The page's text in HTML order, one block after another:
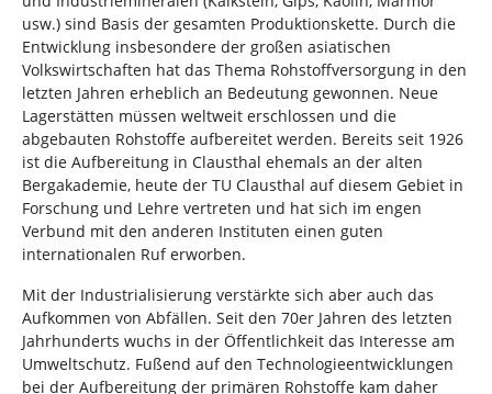
usw.) sind Basis der gesamten Produktionskette. Durch die
Entwicklung insbesondere der großen asiatischen
Volkswirtschaften hat das Thema Rohstoffversorgung in den
letzten Jahren erheblich an Bedeutung gewonnen. Neue
Lagerstätten müssen weltweit erschlossen und die
abgebauten Rohstoffe aufbereitet werden. Bereits seit 1926
ist die Aufbereitung in Clausthal ehemals an der alten
Bergakademie, heute der TU Clausthal auf diesem Gebiet in
Forschung und Lehre vertreten und hat sich im engen
Verbund mit den anderen Instituten einen guten
internationalen Ruf erworben.
Mit der Industrialisierung verstärkte sich aber auch das
Aufkommen von Abfällen. Seit den 70er Jahren des letzten
Jahrhunderts wuchs in der Öffentlichkeit das Interesse am
Umweltschutz. Fußend auf den Technologieentwicklungen
bei der Aufbereitung der primären Rohstoffe kam daher